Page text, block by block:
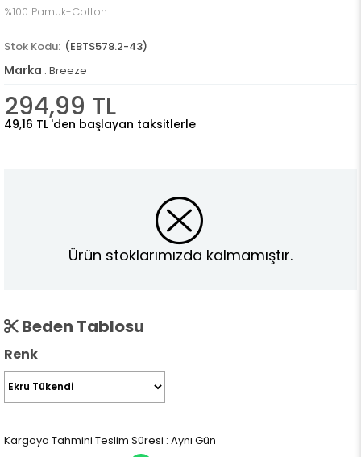
%100 Pamuk-Cotton
(EBTS578.2-43)
Marka : Breeze
294,99 TL
49,16 TL 'den başlayan taksitlerle
Ürün stoklarımızda kalmamıştır.
Beden Tablosu
Renk
Kargoya Tahmini Teslim Süresi : Aynı Gün